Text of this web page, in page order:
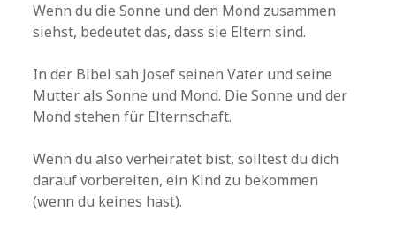
Wenn du die Sonne und den Mond zusammen
siehst, bedeutet das, dass sie Eltern sind.
In der Bibel sah Josef seinen Vater und seine
Mutter als Sonne und Mond. Die Sonne und der
Mond stehen für Elternschaft.
Wenn du also verheiratet bist, solltest du dich
darauf vorbereiten, ein Kind zu bekommen
(wenn du keines hast).